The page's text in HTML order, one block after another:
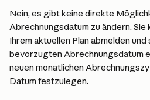
Nein, es gibt keine direkte
Abrechnungsdatum zu ändern. Sie
Ihrem aktuellen Plan abmelden und
bevorzugten Abrechnungsdatum
neuen monatlichen
Datum festzulegen.